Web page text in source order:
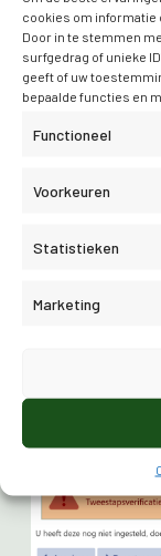
cookies om informatie
Door in te stemmen
surfgedrag of unieke
geeft of uw
bepaalde functies en
Functioneel
Voorkeuren
Statistieken
Marketing
Optie:
Allereerst met
groep
gebruikers
stellen. Na